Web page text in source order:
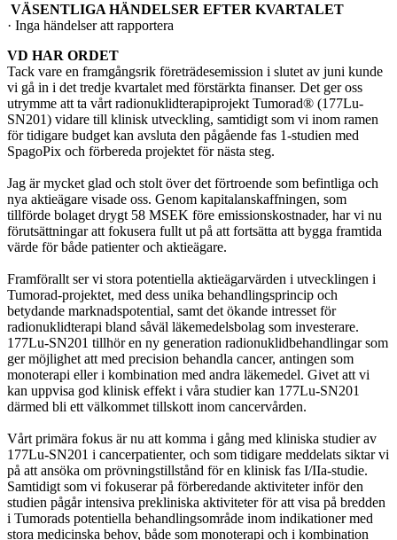
VÄSENTLIGA HÄNDELSER EFTER KVARTALET
· Inga händelser att rapportera
VD HAR ORDET
Tack vare en framgångsrik företrädesemission i slutet av juni kunde
vi gå in i det tredje kvartalet med förstärkta finanser. Det ger oss
utrymme att ta vårt radionuklidterapiprojekt Tumorad® (177Lu-
SN201) vidare till klinisk utveckling, samtidigt som vi inom ramen
för tidigare budget kan avsluta den pågående fas 1-studien med
SpagoPix och förbereda projektet för nästa steg.
Jag är mycket glad och stolt över det förtroende som befintliga och
nya aktieägare visade oss. Genom kapitalanskaffningen, som
tillförde bolaget drygt 58 MSEK före emissionskostnader, har vi nu
förutsättningar att fokusera fullt ut på att fortsätta att bygga framtida
värde för både patienter och aktieägare.
Framförallt ser vi stora potentiella aktieägarvärden i utvecklingen i
Tumorad-projektet, med dess unika behandlingsprincip och
betydande marknadspotential, samt det ökande intresset för
radionuklidterapi bland såväl läkemedelsbolag som investerare.
177Lu-SN201 tillhör en ny generation radionuklidbehandlingar som
ger möjlighet att med precision behandla cancer, antingen som
monoterapi eller i kombination med andra läkemedel. Givet att vi
kan uppvisa god klinisk effekt i våra studier kan 177Lu-SN201
därmed bli ett välkommet tillskott inom cancervården.
Vårt primära fokus är nu att komma i gång med kliniska studier av
177Lu-SN201 i cancerpatienter, och som tidigare meddelats siktar vi
på att ansöka om prövningstillstånd för en klinisk fas I/IIa-studie.
Samtidigt som vi fokuserar på förberedande aktiviteter inför den
studien pågår intensiva prekliniska aktiviteter för att visa på bredden
i Tumorads potentiella behandlingsområde inom indikationer med
stora medicinska behov, både som monoterapi och i kombination